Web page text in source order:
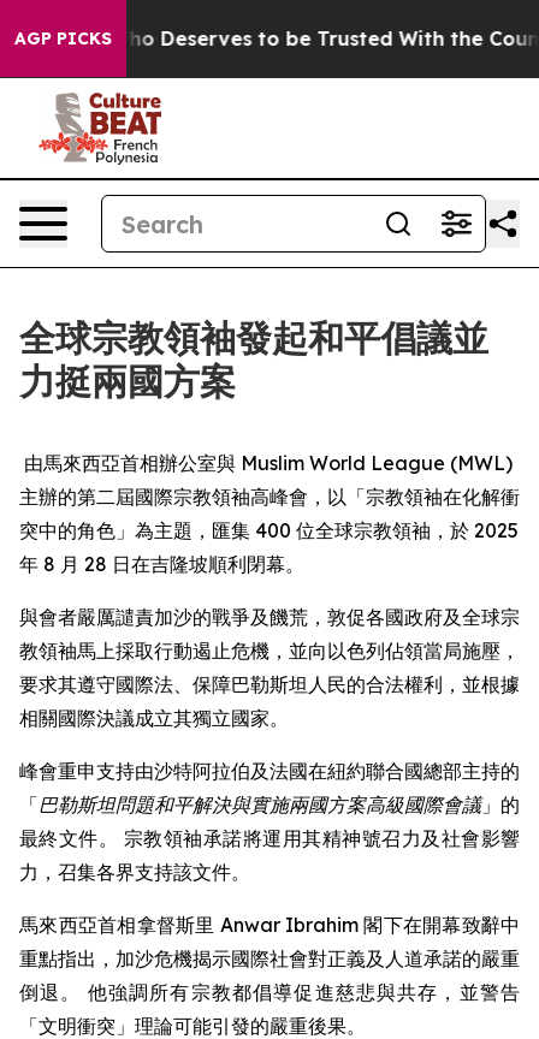
AGP PICKSWho Deserves to be Trusted With the
全球宗教領袖發起和平倡議並
力挺兩國方案
由馬來西亞首相辦公室與 Muslim World League (MWL)
主辦的第二屆國際宗教領袖高峰會，以「宗教領袖在化解衝
突中的角色」為主題，匯集 400 位全球宗教領袖，於 2025
年 8 月 28 日在吉隆坡順利閉幕。
與會者嚴厲譴責加沙的戰爭及饑荒，敦促各國政府及全球宗
教領袖馬上採取行動遏止危機，並向以色列佔領當局施壓，
要求其遵守國際法、保障巴勒斯坦人民的合法權利，並根據
相關國際決議成立其獨立國家。
峰會重申支持由沙特阿拉伯及法國在紐約聯合國總部主持的
「巴勒斯坦問題和平解決與實施兩國方案高級國際會議」的
最終文件。 宗教領袖承諾將運用其精神號召力及社會影響
力，召集各界支持該文件。
馬來西亞首相拿督斯里 Anwar Ibrahim 閣下在開幕致辭中
重點指出，加沙危機揭示國際社會對正義及人道承諾的嚴重
倒退。 他強調所有宗教都倡導促進慈悲與共存，並警告
「文明衝突」理論可能引發的嚴重後果。